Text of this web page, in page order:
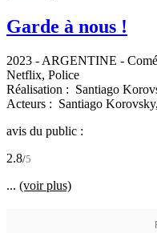
Garde à nous !
2023 - ARGENTINE -
Netflix, Police
Réalisation : Santiago
Acteurs : Santiago Korovsky,
avis du public :
2.8/5
... (voir plus)